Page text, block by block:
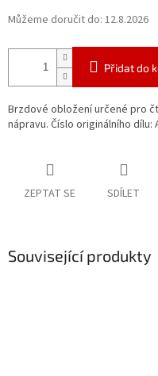
Můžeme doručit do: 12.8.2026
Přidat do
Brzdové obložení určené pro
nápravu. Číslo originálního dílu:
ZEPTAT SE SDÍLET
Související produkty